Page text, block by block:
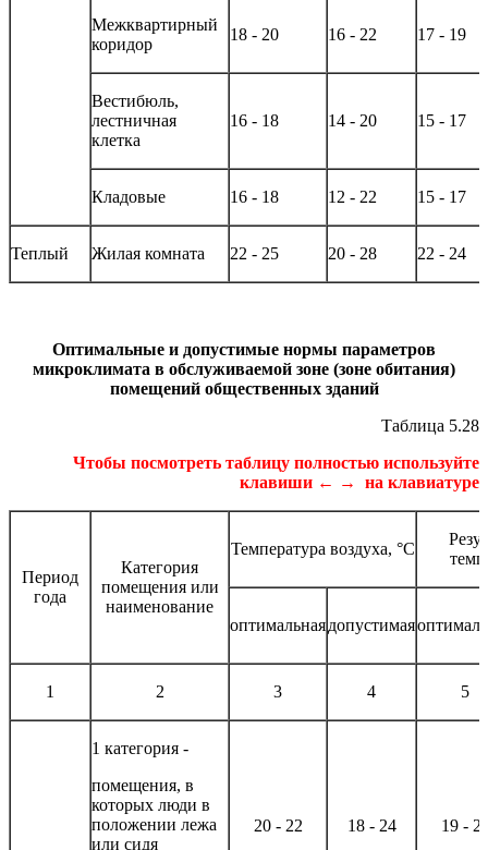
Межквартирный
коридор
18 - 20 16 - 22 17 - 19
Вестибюль,
лестничная
клетка
16 - 18 14 - 20 15 - 17
Кладовые 16 - 18 12 - 22 15 - 17
Теплый Жилая комната 22 - 25 20 - 28 22 - 24
Оптимальные и допустимые нормы параметров
микроклимата в обслуживаемой зоне (зоне обитания)
помещений общественных зданий
Таблица 5.28
Чтобы посмотреть таблицу полностью используйте
клавиши ← → на клавиатуре
Период
года
Категория
помещения или
наименование
Температура воздуха, °C
оптимальнаядопустимая
1 2 3 4 5
1 категория -
помещения, в
которых люди в
положении лежа
или сидя
20 - 22 18 - 24 19 -